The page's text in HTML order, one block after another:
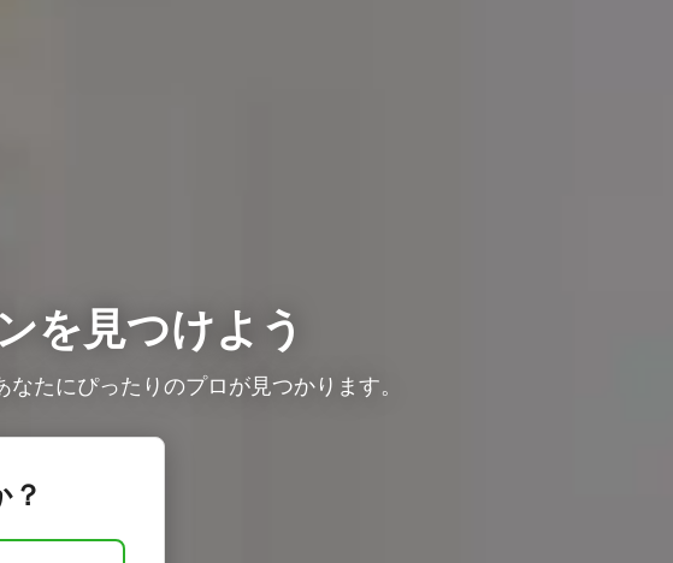
を見つけよう
たにぴったりのプロが見つかります。
？